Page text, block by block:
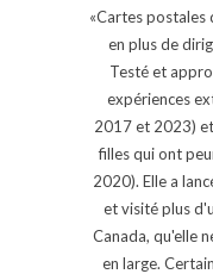
«Cartes postales
en plus de
Testé et
expériences
2017 et 2023)
filles qui ont
2020). Elle a
et visité plus
Canada, qu'elle
en large.